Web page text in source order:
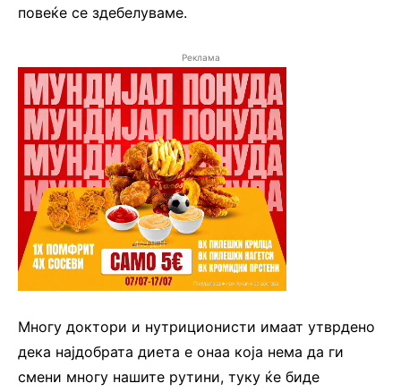
повеќе се здебелуваме.
Реклама
Многу доктори и нутриционисти имаат утврдено
дека најдобрата диета е онаа која нема да ги
смени многу нашите рутини, туку ќе биде